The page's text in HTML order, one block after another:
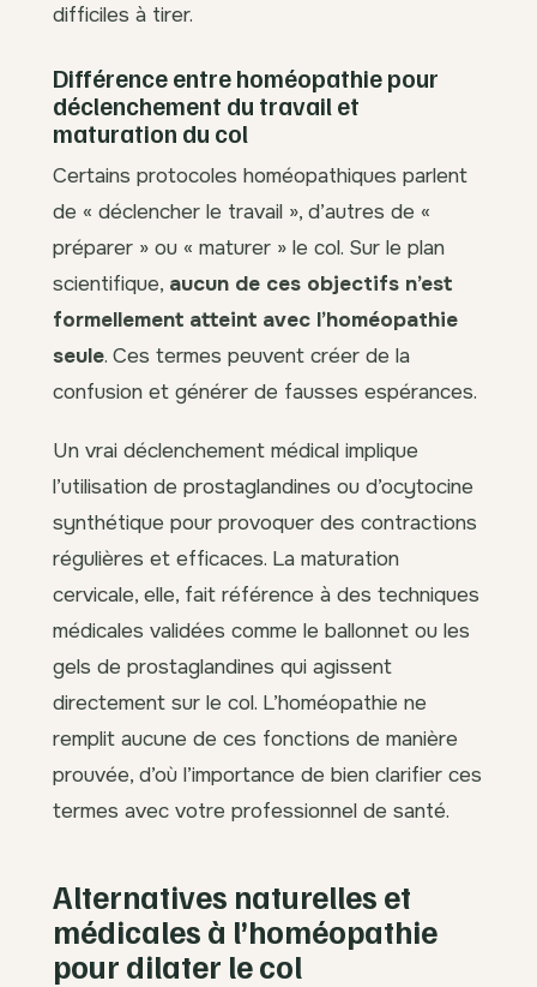
difficiles à tirer.
Différence entre homéopathie pour
déclenchement du travail et
maturation du col
Certains protocoles homéopathiques parlent
de « déclencher le travail », d’autres de «
préparer » ou « maturer » le col. Sur le plan
scientifique, aucun de ces objectifs n’est
formellement atteint avec l’homéopathie
seule. Ces termes peuvent créer de la
confusion et générer de fausses espérances.
Un vrai déclenchement médical implique
l’utilisation de prostaglandines ou d’ocytocine
synthétique pour provoquer des contractions
régulières et efficaces. La maturation
cervicale, elle, fait référence à des techniques
médicales validées comme le ballonnet ou les
gels de prostaglandines qui agissent
directement sur le col. L’homéopathie ne
remplit aucune de ces fonctions de manière
prouvée, d’où l’importance de bien clarifier ces
termes avec votre professionnel de santé.
Alternatives naturelles et
médicales à l’homéopathie
pour dilater le col